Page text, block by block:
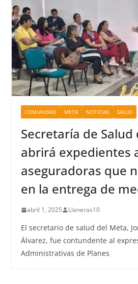
COMUNIDAD META NOTICIAS SALUD
Secretaría de Salud
abrirá expedientes
aseguradoras que
en la entrega de
abril 1, 2025 Llaneras10
El secretario de salud del Meta,
Álvarez, fue contundente al
Administrativas de Planes